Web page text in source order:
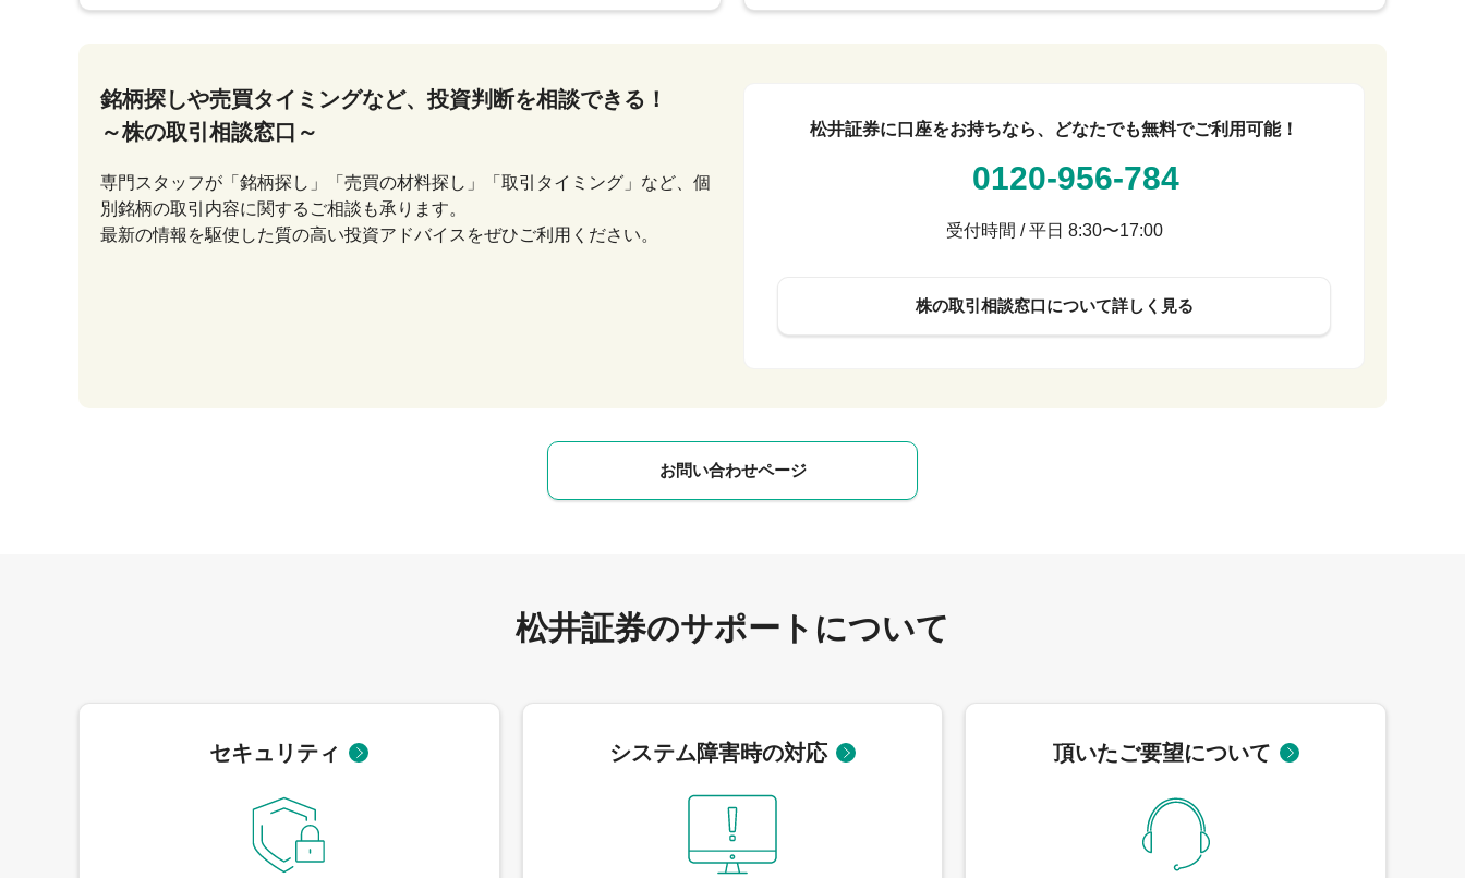
銘柄探しや売買タイミングなど、投資判断を相談できる！
～株の取引相談窓口～
専門スタッフが「銘柄探し」「売買の材料探し」「取引タイミング」など、個
別銘柄の取引内容に関するご相談も承ります。
最新の情報を駆使した質の高い投資アドバイスをぜひご利用ください。
松井証券に口座をお持ちなら、どなたでも無料でご利用可能！
0120-956-784
受付時間 / 平日 8:30〜17:00
株の取引相談窓口について詳しく見る
お問い合わせページ
松井証券のサポートについて
セキュリティ システム障害時の対応 頂いたご要望について